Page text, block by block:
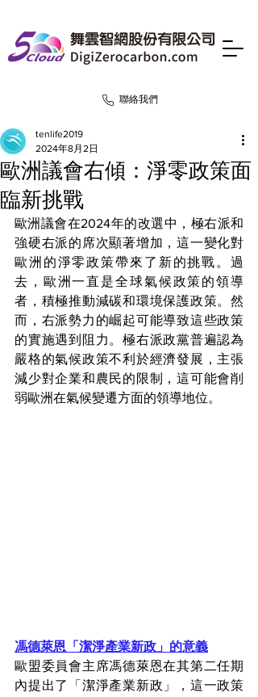
聯絡我們
歐洲議會右傾：淨零政策面
臨新挑戰
tenlife2019
2024年8月2日
歐洲議會在2024年的改選中，極右派和
強硬右派的席次顯著增加，這一變化對
歐洲的淨零政策帶來了新的挑戰。過
去，歐洲一直是全球氣候政策的領導
者，積極推動減碳和環境保護政策。然
而，右派勢力的崛起可能導致這些政策
的實施遇到阻力。極右派政黨普遍認為
嚴格的氣候政策不利於經濟發展，主張
減少對企業和農民的限制，這可能會削
弱歐洲在氣候變遷方面的領導地位。
馮德萊恩「潔淨產業新政」的意義
歐盟委員會主席馮德萊恩在其第二任期
內提出了「潔淨產業新政」，這一政策